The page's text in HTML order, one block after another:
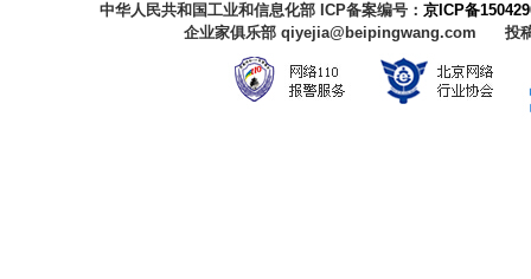
中华人民共和国工业和信息化部 ICP备案编号：京ICP备
企业家俱乐部 qiyejia@beipingwang.com